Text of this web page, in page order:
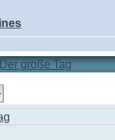
Der große Tag